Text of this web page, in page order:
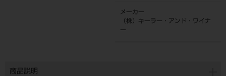
メーカー
（株）キーラー・アンド・ワイナ
ー
商品説明